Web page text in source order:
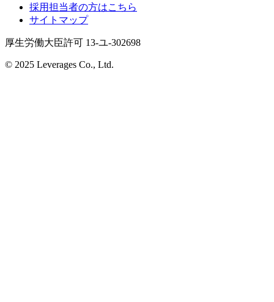
採用担当者の方はこちら
サイトマップ
厚生労働大臣許可 13-ユ-302698
© 2025 Leverages Co., Ltd.